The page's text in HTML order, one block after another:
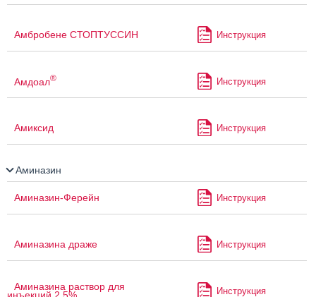
Амбробене СТОПТУССИН Инструкция
Амдоал® Инструкция
Амиксид Инструкция
Аминазин
Аминазин-Ферейн Инструкция
Аминазина драже Инструкция
Аминазина раствор для Инструкция